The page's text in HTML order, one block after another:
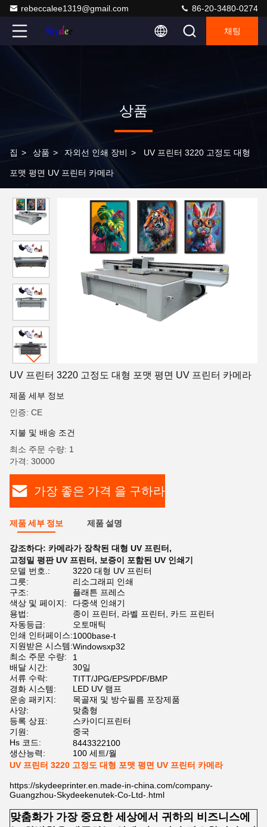
rebeccalee1319@gmail.com 86-20-3480-0274
채팅
상품
집 > 상품 > 자외선 인쇄 장비 > UV 프린터 3220 고정도 대형
포맷 평면 UV 프린터 카메라
UV 프린터 3220 고정도 대형 포맷 평면 UV 프린터 카메라
제품 세부 정보
인증: CE
지불 및 배송 조건
최소 주문 수량: 1
가격: 30000
가장 좋은 가격 을 구하라
제품 세부 정보 제품 설명
강조하다: 카메라가 장착된 대형 UV 프린터 ,
고정밀 평판 UV 프린터 , 보증이 포함된 UV 인쇄기
모델 번호.:
3220 대형 UV 프린터
그릇:
리소그래피 인쇄
구조:
플래튼 프레스
색상 및 페이지:
다중색 인쇄기
용법:
종이 프린터, 라벨 프린터, 카드 프린터
자동등급:
오토매틱
인쇄 인터페이스:1000base-t
지원받은 시스템:Windowsxp32
최소 주문 수량:
1
배달 시간:
30일
서류 수락:
TITT/JPG/EPS/PDF/BMP
경화 시스템:
LED UV 램프
운송 패키지:
목골재 및 방수필름 포장제품
사양:
맞춤형
등록 상표:
스카이디프린터
기원:
중국
Hs 코드:
8443322100
생산능력:
100 세트/월
UV 프린터 3220 고정도 대형 포맷 평면 UV 프린터 카메라
https://skydeeprinter.en.made-in-china.com/company-
Guangzhou-Skydeekenutek-Co-Ltd-.html
맞춤화가 가장 중요한 세상에서 귀하의 비즈니스에